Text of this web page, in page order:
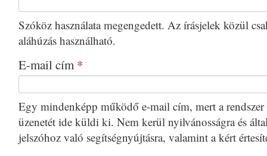
Szóköz használata megengedett. Az írásjelek közül
aláhúzás használható.
E-mail cím *
Egy mindenképp működő e-mail cím, mert a rendszer
üzenetét ide küldi ki. Nem kerül nyilvánosságra és
jelszóhoz való segítségnyújtásra, valamint a kért